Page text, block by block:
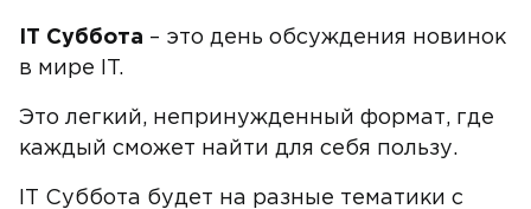
IT Суббота – это день обсуждения новинок
в мире IT.
Это легкий, непринужденный формат, где
каждый сможет найти для себя пользу.
IT Суббота будет на разные тематики с